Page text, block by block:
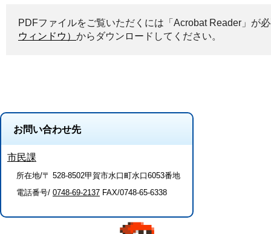
PDFファイルをご覧いただくには「Acrobat Reader」が
ウィンドウ） からダウンロードしてください。
お問い合わせ先
市民課
所在地/〒 528-8502甲賀市水口町水口6053番地
電話番号/ 0748-69-2137 FAX/0748-65-6338